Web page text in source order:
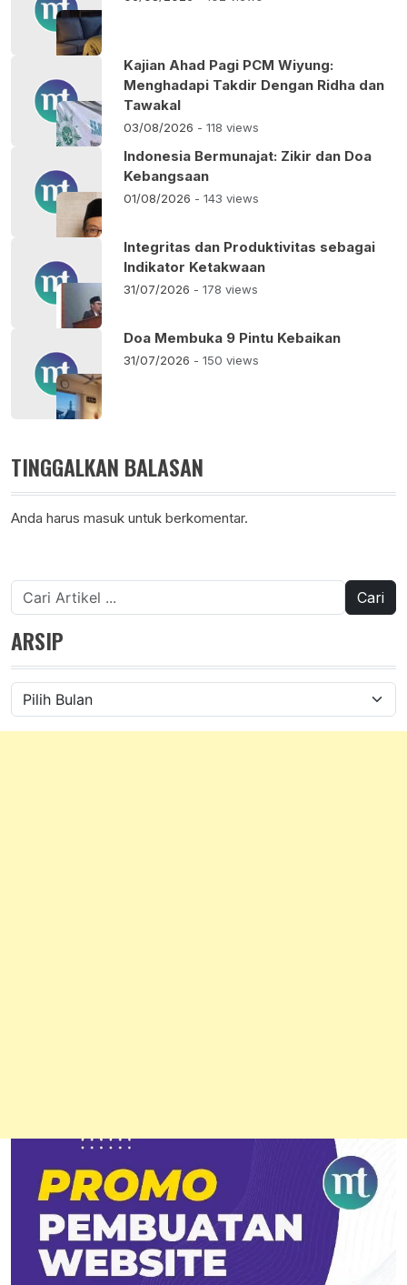
Kajian Ahad Pagi PCM Wiyung:
Menghadapi Takdir Dengan Ridha dan
Tawakal
03/08/2026 - 118 views
Indonesia Bermunajat: Zikir dan Doa
Kebangsaan
01/08/2026 - 143 views
Integritas dan Produktivitas sebagai
Indikator Ketakwaan
31/07/2026 - 178 views
Doa Membuka 9 Pintu Kebaikan
31/07/2026 - 150 views
TINGGALKAN BALASAN
Anda harus masuk untuk berkomentar.
Cari
untuk:
ARSIP
Arsip